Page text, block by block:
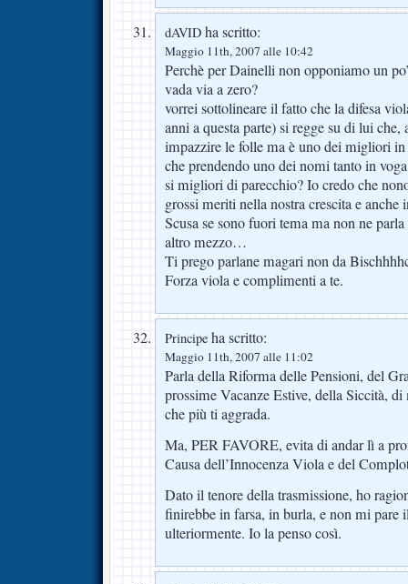
dAVID ha scritto:
Maggio 11th, 2007 alle 10:42
Perchè per Dainelli non opponiamo un
vada via a zero?
vorrei sottolineare il fatto che la difesa
anni a questa parte) si regge su di lui
impazzire le folle ma è uno dei migliori
che prendendo uno dei nomi tanto in
si migliori di parecchio? Io credo che
grossi meriti nella nostra crescita e
Scusa se sono fuori tema ma non ne
altro mezzo…
Ti prego parlane magari non da
Forza viola e complimenti a te.
Principe ha scritto:
Maggio 11th, 2007 alle 11:02
Parla della Riforma delle Pensioni, del
prossime Vacanze Estive, della Siccità,
che più ti aggrada.
Ma, PER FAVORE, evita di andar lì a
Causa dell’Innocenza Viola e del
Dato il tenore della trasmissione, ho
finirebbe in farsa, in burla, e non mi pare
ulteriormente. Io la penso così.